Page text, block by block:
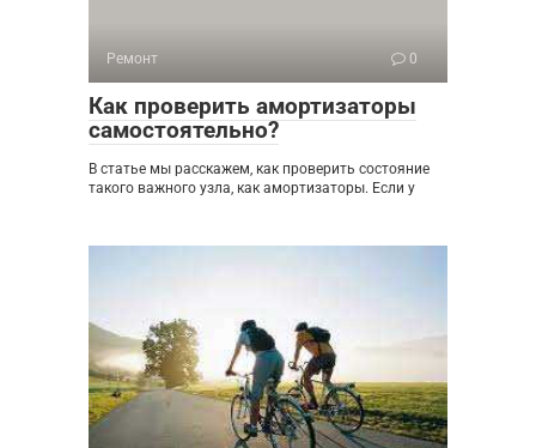
Ремонт 0
Как проверить амортизаторы
самостоятельно?
В статье мы расскажем, как проверить состояние
такого важного узла, как амортизаторы. Если у